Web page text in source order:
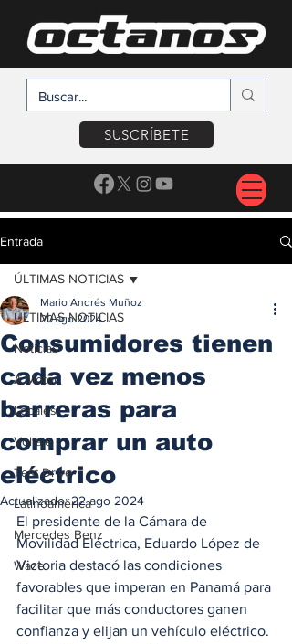
SUSCRÍBETE
Entrada
ÚLTIMAS NOTICIAS
Noticias
A Motor
Locales
Voltaje
Test Drive
Latinoamérica
Mercedes Benz
Waze
ÚLTIMAS NOTICIAS
Consumidores tienen
cada vez menos
barreras para
comprar un auto
eléctrico
Mario Andrés Muñoz
20 ago 2024
Actualizado:22 ago 2024
El presidente de la Cámara de
Movilidad Eléctrica, Eduardo López de
Victoria destacó las condiciones
favorables que imperan en Panamá para
facilitar que más conductores ganen
confianza y elijan un vehículo eléctrico.